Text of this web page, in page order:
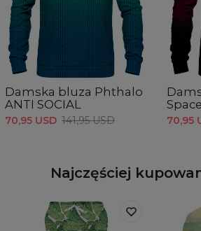
Damska bluza Phthalo
ANTI SOCIAL
70,95 USD 141,95 USD
Space
70,95
Najczęściej